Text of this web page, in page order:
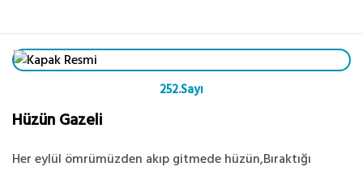
252.Sayı
Hüzün Gazeli
Her eylül ömrümüzden akıp gitmede hüzün,Bıraktığı